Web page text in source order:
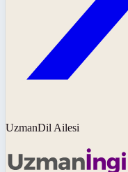
UzmanDil Ailesi